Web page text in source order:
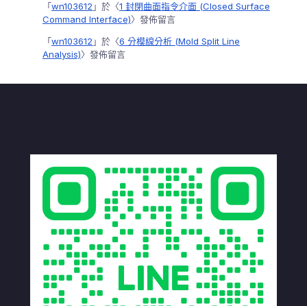
「wn103612 」於〈1 封閉曲面指令介面 (Closed Surface
Command Interface)〉發佈留言
「wn103612 」於〈6 分模線分析 (Mold Split Line
Analysis)〉發佈留言